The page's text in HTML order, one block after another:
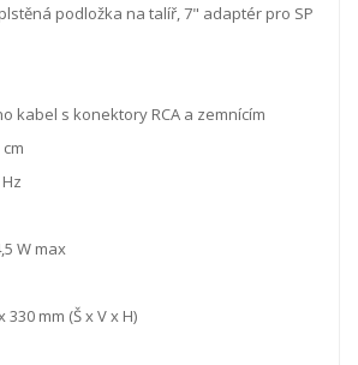
podložka na talíř, 7" adaptér pro SP
kabel s konektory RCA a zemnícím
W max
330 mm (Š x V x H)